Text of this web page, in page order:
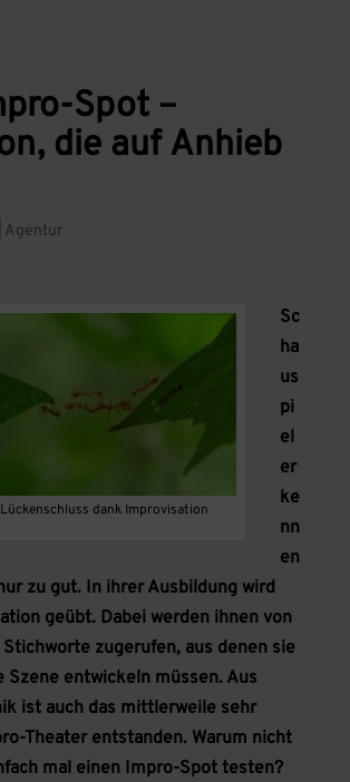
Spot –
die auf Anhieb
Agentur
dank Improvisation
Sc
ha
us
pi
el
er
ke
nn
en
zu gut. In ihrer Ausbildung wird
geübt. Dabei werden ihnen von
zugerufen, aus denen sie
Szene entwickeln müssen. Aus
ist auch das mittlerweile sehr
Theater entstanden. Warum nicht
mal einen Impro-Spot testen?